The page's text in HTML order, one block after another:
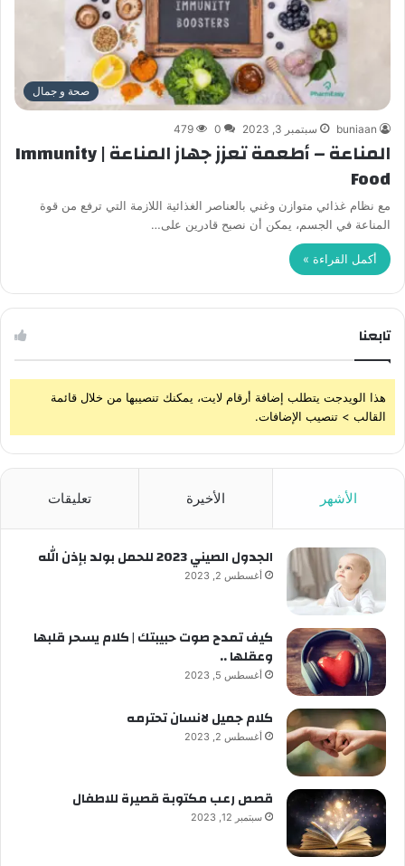
صحة و جمال
buniaan سبتمبر 3, 2023 0
479
المناعة – أطعمة تعزز جهاز المناعة | Immunity
Food
مع نظام غذائي متوازن وغني بالعناصر الغذائية اللازمة التي ترفع من قوة
المناعة في الجسم، يمكن أن نصبح قادرين على…
أكمل القراءة »
تابعنا
هذا الويدجت يتطلب إضافة أرقام لايت، يمكنك تنصيبها من خلال قائمة
القالب > تنصيب الإضافات.
الأشهر الأخيرة تعليقات
الجدول الصيني 2023 للحمل بولد بإذن الله
أغسطس 2, 2023
كيف تمدح صوت حبيبتك | كلام يسحر قلبها
وعقلها ..
أغسطس 5, 2023
كلام جميل لانسان تحترمه
أغسطس 2, 2023
قصص رعب مكتوبة قصيرة للاطفال
سبتمبر 12, 2023